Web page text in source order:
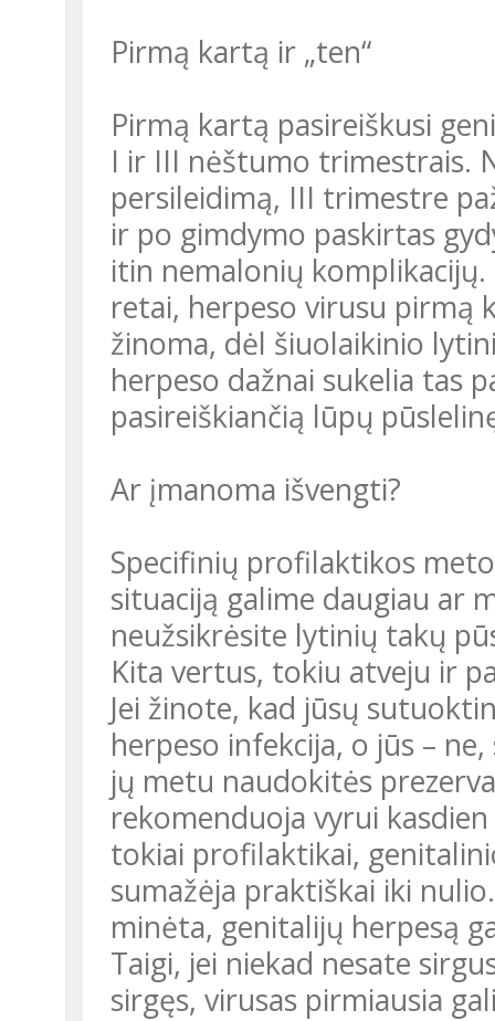
Pirmą kartą ir „ten“
Pirmą kartą pasireiškusi
I ir III nėštumo trimestrais.
persileidimą, III trimestre
ir po gimdymo paskirtas
itin nemalonių
retai, herpeso virusu pirmą
žinoma, dėl šiuolaikinio
herpeso dažnai sukelia tas
pasireiškiančią lūpų
Ar įmanoma išvengti?
Specifinių profilaktikos
situaciją galime daugiau ar
neužsikrėsite lytinių takų
Kita vertus, tokiu atveju ir
Jei žinote, kad jūsų
herpeso infekcija, o jūs –
jų metu naudokitės
rekomenduoja vyrui
tokiai profilaktikai,
sumažėja praktiškai iki
minėta, genitalijų herpesą
Taigi, jei niekad nesate
sirgęs, virusas pirmiausia